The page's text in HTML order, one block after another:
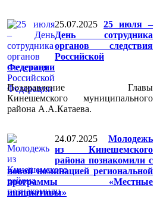
25.07.2025 25 июля –
День сотрудника
органов следствия
Российской
Федерации
Поздравление Главы
Кинешемского муниципального
района А.А.Катаева.
24.07.2025
Молодежь
из Кинешемского
района познакомили с
новой номинацией региональной
программы «Местные
инициативы»